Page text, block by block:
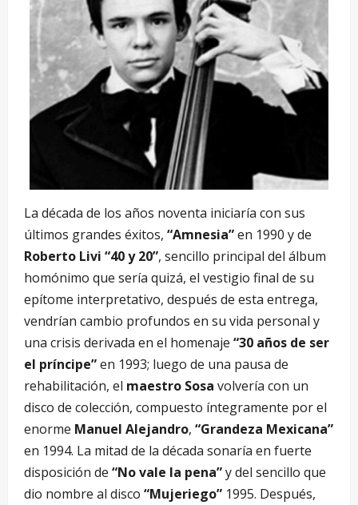
La década de los años noventa iniciaría con sus
últimos grandes éxitos, “Amnesia”en 1990 y de
Roberto Livi “40 y 20”, sencillo principal del álbum
homónimo que sería quizá, el vestigio final de su
epítome interpretativo, después de esta entrega,
vendrían cambio profundos en su vida personal y
una crisis derivada en el homenaje “30 años de ser
el príncipe”en 1993; luego de una pausa de
rehabilitación, el maestro Sosa volvería con un
disco de colección, compuesto íntegramente por el
enorme Manuel Alejandro, “Grandeza Mexicana”
en 1994. La mitad de la década sonaría en fuerte
disposición de “No vale la pena”y del sencillo que
dio nombre al disco “Mujeriego” 1995. Después,